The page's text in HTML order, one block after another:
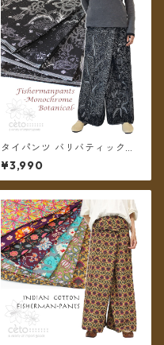
タイパンツ バリバティック柄
モノトーン ボタニカル 3タイ
プ リゾパン ロング丈【メール
便送料無料】
¥3,990